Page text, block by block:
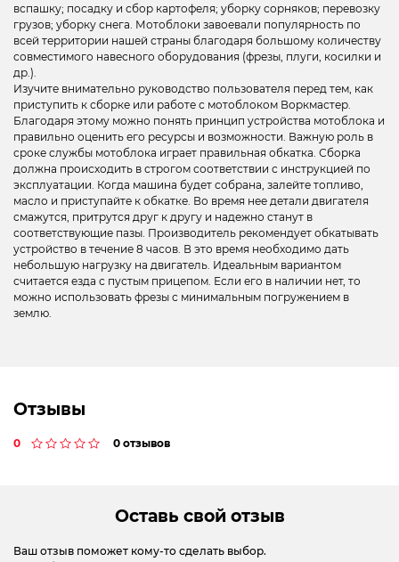
вспашку; посадку и сбор картофеля; уборку сорняков; перевозку
грузов; уборку снега. Мотоблоки завоевали популярность по
всей территории нашей страны благодаря большому количеству
совместимого навесного оборудования (фрезы, плуги, косилки и
др.).
Изучите внимательно руководство пользователя перед тем, как
приступить к сборке или работе с мотоблоком Воркмастер.
Благодаря этому можно понять принцип устройства мотоблока и
правильно оценить его ресурсы и возможности. Важную роль в
сроке службы мотоблока играет правильная обкатка. Сборка
должна происходить в строгом соответствии с инструкцией по
эксплуатации. Когда машина будет собрана, залейте топливо,
масло и приступайте к обкатке. Во время нее детали двигателя
смажутся, притрутся друг к другу и надежно станут в
соответствующие пазы. Производитель рекомендует обкатывать
устройство в течение 8 часов. В это время необходимо дать
небольшую нагрузку на двигатель. Идеальным вариантом
считается езда с пустым прицепом. Если его в наличии нет, то
можно использовать фрезы с минимальным погружением в
землю.
Отзывы
0 0 отзывов
Оставь свой отзыв
Ваш отзыв поможет кому-то сделать выбор.